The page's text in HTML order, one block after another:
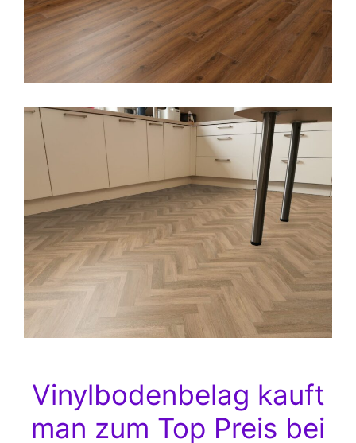
Vinylbodenbelag kauft
man zum Top Preis bei